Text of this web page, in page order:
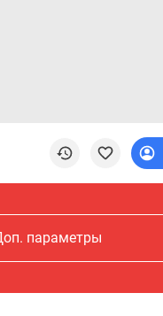
параметры